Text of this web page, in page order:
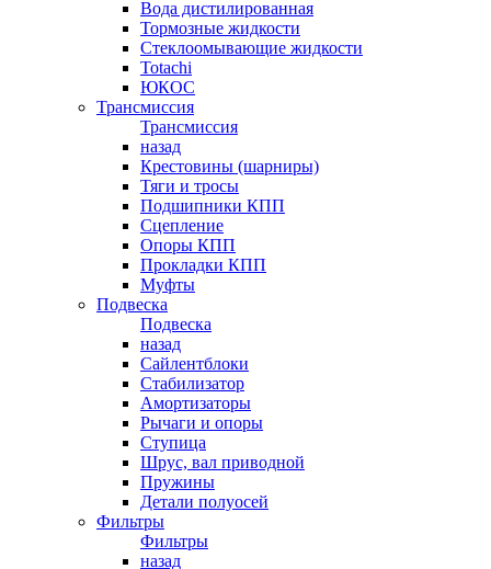
Вода дистилированная
Тормозные жидкости
Стеклоомывающие жидкости
Totachi
ЮКОС
Трансмиссия
Трансмиссия
назад
Крестовины (шарниры)
Тяги и тросы
Подшипники КПП
Сцепление
Опоры КПП
Прокладки КПП
Муфты
Подвеска
Подвеска
назад
Сайлентблоки
Стабилизатор
Амортизаторы
Рычаги и опоры
Ступица
Шрус, вал приводной
Пружины
Детали полуосей
Фильтры
Фильтры
назад